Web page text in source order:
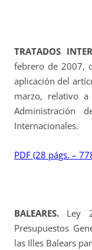
TRATADOS
febrero de 2007,
aplicación del
marzo, relativo
Administración
Internacionales.
PDF (28 págs. –
BALEARES.
Ley
Presupuestos
las Illes Balears